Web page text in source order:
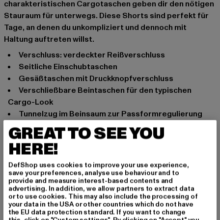
charakteristischen Cargotaschen geben dir den nötigen
Stauraum für unterwegs. Diese Shorts sind perfekt für
Tage, an denen du unkompliziert und dennoch mit
Haltung auftreten willst.
Verschluss: verdeckter Reißverschluss
seitliche Einschubtaschen
Gesäßtaschen mit Druckknopfverschluss
verschließbare Beintaschen für den typischen
Cargo-Look
Tunnelzug im Beinsaum zur Passformregulierung
weiches Material bietet optimalen Tragekomfort
Anlass: Alltag, Bequem, Freizeit
Verschlussarten: verdeckter Reißverschluss
Schnitt: Normal
Marke: Brandit
Kat.: Shorts
Farbe: grau
Hersteller Farbe: olive
GREAT TO SEE YOU
HERE!
DefShop uses cookies to improve your use experience,
save your preferences, analyse use behaviour and to
provide and measure interest-based contents and
advertising. In addition, we allow partners to extract data
or to use cookies. This may also include the processing of
your data in the USA or other countries which do not have
the EU data protection standard. If you want to change